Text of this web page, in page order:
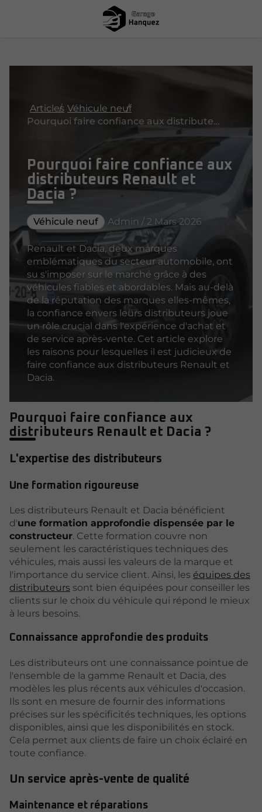
Articles Véhicule neuf
Pourquoi faire confiance aux distributeurs Renault et Dacia ?
Pourquoi faire confiance aux
distributeurs Renault et
Dacia ?
Véhicule neuf Admin / 2 Mars 2026
Renault et Dacia, deux marques
emblématiques du secteur automobile, ont
su s'imposer sur le marché grâce à des
véhicules fiables et abordables. Mais au-delà
de la réputation des marques elles-mêmes,
la confiance envers leurs distributeurs joue
un rôle crucial dans l'expérience d'achat et
de service après-vente. Cet article explore
les raisons pour lesquelles il est judicieux de
faire confiance aux distributeurs Renault et
Dacia.
Pourquoi faire confiance aux
distributeurs Renault et Dacia ?
L'expertise des distributeurs
Une formation rigoureuse
Les distributeurs Renault et Dacia bénéficient
d'une formation approfondie dispensée par le
constructeur. Cette formation couvre non
seulement les caractéristiques techniques des
véhicules, mais aussi les valeurs de la marque et
l'importance du service client. Ainsi, les équipes des
distributeurs sont bien équipées pour conseiller les
clients sur le choix du véhicule qui répond le mieux
à leurs besoins.
Connaissance approfondie des produits
Les distributeurs ont une connaissance pointue de
l'ensemble de la gamme Renault et Dacia, des
modèles les plus récents aux véhicules d'occasion.
Ils sont en mesure de fournir des informations
précises sur les spécificités techniques, les options
disponibles, ainsi que les disponibilités en stock.
Cela permet aux clients de faire un choix éclairé en
toute confiance.
Un service après-vente de qualité
Maintenance et réparations